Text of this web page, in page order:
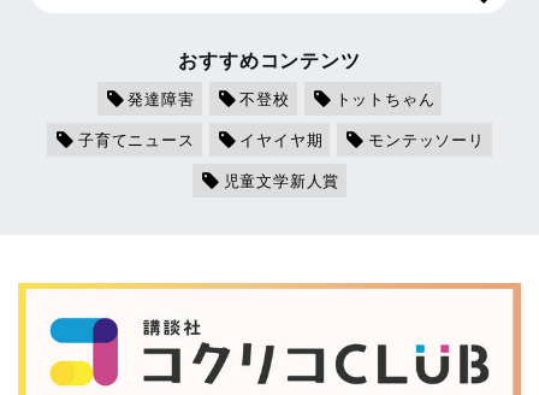
おすすめコンテンツ
発達障害 不登校
トットちゃん
子育てニュース
イヤイヤ期
モンテッソーリ
児童文学新人賞